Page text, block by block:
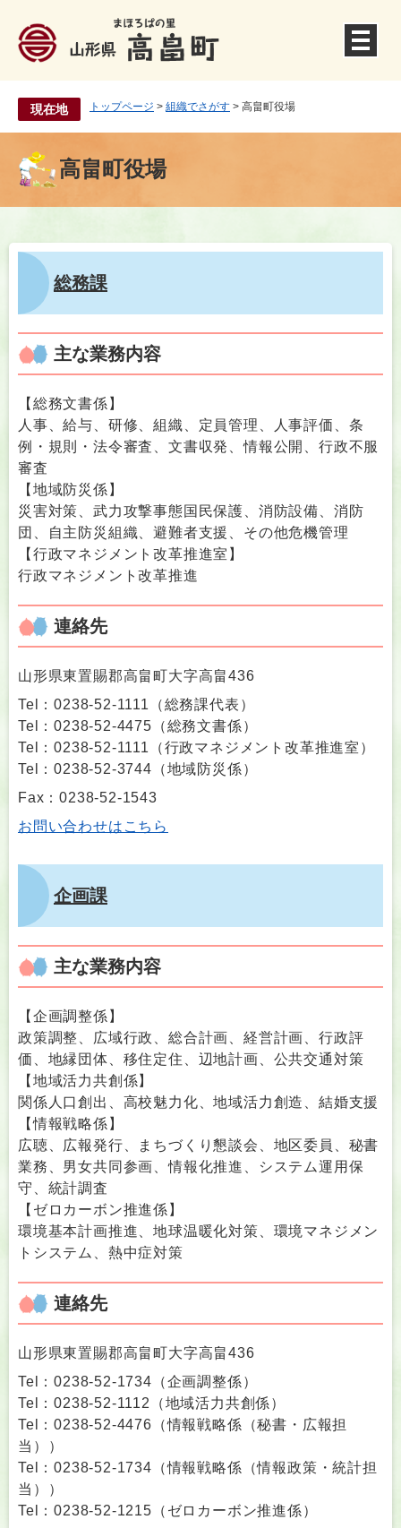
現在地 トップページ > 組織でさがす > 高畠町役場
高畠町役場
本
総務課
主な業務内容
【総務文書係】
人事、給与、研修、組織、定員管理、人事評価、条
例・規則・法令審査、文書収発、情報公開、行政不服
審査
【地域防災係】
災害対策、武力攻撃事態国民保護、消防設備、消防
団、自主防災組織、避難者支援、その他危機管理
【行政マネジメント改革推進室】
行政マネジメント改革推進
連絡先
山形県東置賜郡高畠町大字高畠436
Tel：0238-52-1111
（総務課代表 ）
Tel：0238-52-4475 （総務文書係）
Tel：0238-52-1111
（行政マネジメント改革推進室 ）
Tel：0238-52-3744 （地域防災係）
Fax：0238-52-1543
お問い合わせはこちら
企画課
主な業務内容
【企画調整係】
政策調整、広域行政、総合計画、経営計画、行政評
価、地縁団体、移住定住、辺地計画、公共交通対策
【地域活力共創係】
関係人口創出、高校魅力化、地域活力創造、結婚支援
【情報戦略係】
広聴、広報発行、まちづくり懇談会、地区委員、秘書
業務、男女共同参画、情報化推進、システム運用保
守、統計調査
【ゼロカーボン推進係】
環境基本計画推進、地球温暖化対策、環境マネジメン
トシステム、熱中症対策
連絡先
山形県東置賜郡高畠町大字高畠436
Tel：0238-52-1734 （企画調整係）
Tel：0238-52-1112
（地域活力共創係）
Tel：0238-52-4476 （情報戦略係（秘書・広報担
当）
）
Tel：0238-52-1734 （情報戦略係（情報政策・統計担
当）
）
Tel：0238-52-1215 （ ゼロカーボン推進係）